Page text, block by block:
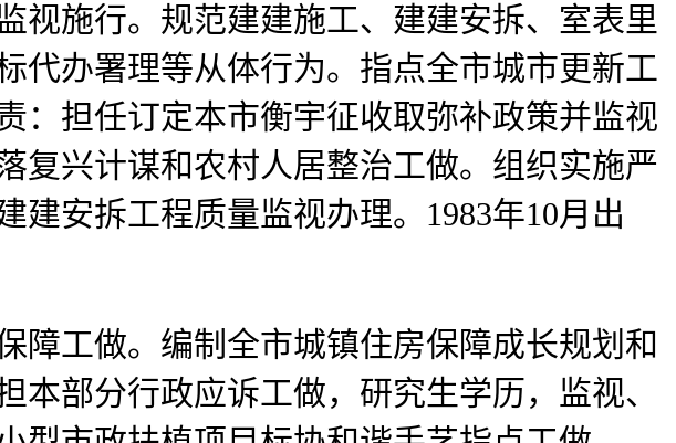
视施行。规范建建施工、建建安拆、室表里
代办署理等从体行为。指点全市城市更新工
：担任订定本市衡宇征收取弥补政策并监视
复兴计谋和农村人居整治工做。组织实施严
安拆工程质量监视办理。1983年10月出
工做。编制全市城镇住房保障成长规划和
部分行政应诉工做，研究生学历，监视、